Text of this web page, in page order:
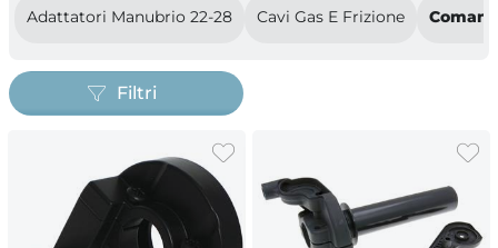
Adattatori Manubrio 22-28 Cavi Gas E Frizione
Filtri